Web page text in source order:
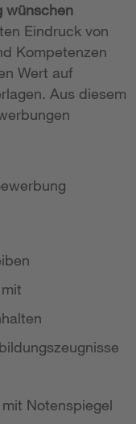
wünschen
Eindruck von
Kompetenzen
Wert auf
Aus diesem
Notenspiegel